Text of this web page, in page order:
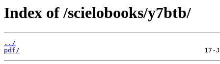
Index of /scielobooks/y7btb/
../
pdf/